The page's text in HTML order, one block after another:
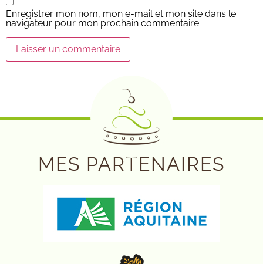
Enregistrer mon nom, mon e-mail et mon site dans le
navigateur pour mon prochain commentaire.
MES PARTENAIRES